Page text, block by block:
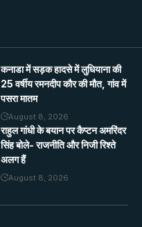
कनाडा में सड़क हादसे में लुधियाना की
25 वर्षीय रमनदीप कौर की मौत, गांव में
पसरा मातम
August 8, 2026
राहुल गांधी के बयान पर कैप्टन अमरिंदर
सिंह बोले- राजनीति और निजी रिश्ते
अलग हैं
August 8, 2026